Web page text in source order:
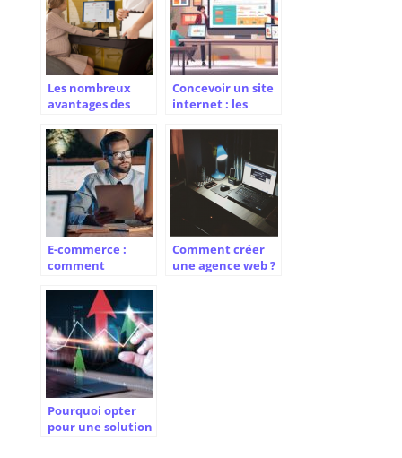
Les nombreux
avantages des
des visiteurs
Concevoir un site
internet : les
réussir votre
projet
E-commerce :
comment
plateforme CMS ?
Comment créer
une agence web ?
Pourquoi opter
pour une solution